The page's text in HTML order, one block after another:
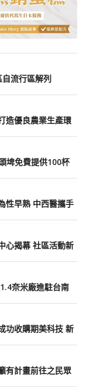
流行區解列
造優良農業生產環
埤免費提供100杯
性早熟 中西醫攜手
心揭幕 社區活動新
奈米廠進駐台南
功收購期美科技 新
有計畫前往之民眾